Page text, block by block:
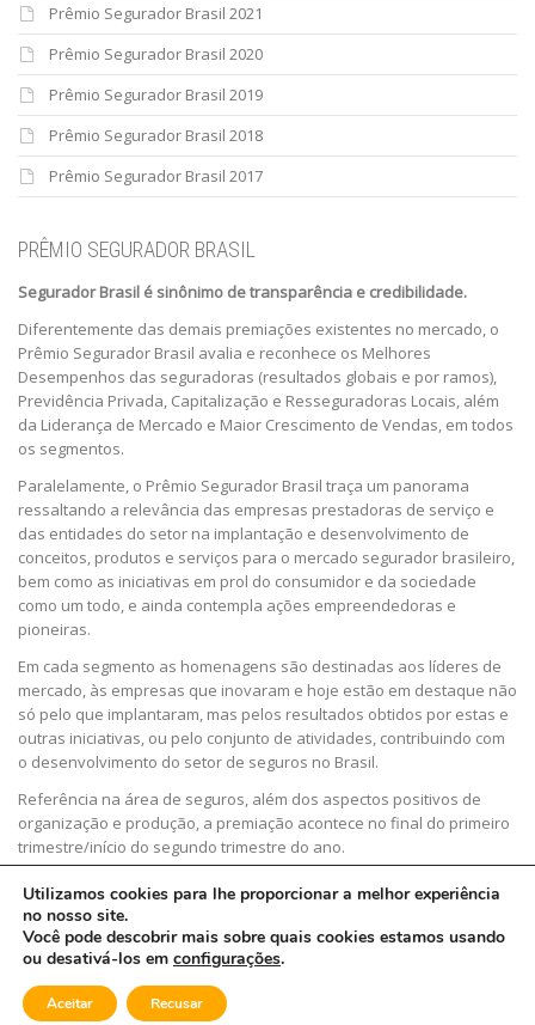
Prêmio Segurador Brasil 2021
Prêmio Segurador Brasil 2020
Prêmio Segurador Brasil 2019
Prêmio Segurador Brasil 2018
Prêmio Segurador Brasil 2017
PRÊMIO SEGURADOR BRASIL
Segurador Brasil é sinônimo de transparência e credibilidade.
Diferentemente das demais premiações existentes no mercado, o
Prêmio Segurador Brasil avalia e reconhece os Melhores
Desempenhos das seguradoras (resultados globais e por ramos),
Previdência Privada, Capitalização e Resseguradoras Locais, além
da Liderança de Mercado e Maior Crescimento de Vendas, em todos
os segmentos.
Paralelamente, o Prêmio Segurador Brasil traça um panorama
ressaltando a relevância das empresas prestadoras de serviço e
das entidades do setor na implantação e desenvolvimento de
conceitos, produtos e serviços para o mercado segurador brasileiro,
bem como as iniciativas em prol do consumidor e da sociedade
como um todo, e ainda contempla ações empreendedoras e
pioneiras.
Em cada segmento as homenagens são destinadas aos líderes de
mercado, às empresas que inovaram e hoje estão em destaque não
só pelo que implantaram, mas pelos resultados obtidos por estas e
outras iniciativas, ou pelo conjunto de atividades, contribuindo com
o desenvolvimento do setor de seguros no Brasil.
Referência na área de seguros, além dos aspectos positivos de
organização e produção, a premiação acontece no final do primeiro
trimestre/início do segundo trimestre do ano.
| by
Utilizamos cookies para lhe proporcionar a melhor experiência
no nosso site.
Você pode descobrir mais sobre quais cookies estamos usando
ou desativá-los em configurações.
Aceitar Recusar